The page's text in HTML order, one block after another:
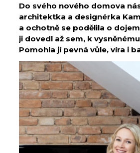
Do svého nového domova
architektka a designérka
a ochotně se podělila o
ji dovedl až sem, k
Pomohla jí pevná vůle, víra i